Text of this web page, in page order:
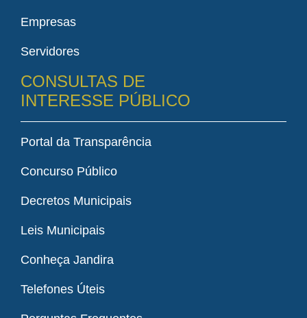
Empresas
Servidores
CONSULTAS DE
INTERESSE PÚBLICO
Portal da Transparência
Concurso Público
Decretos Municipais
Leis Municipais
Conheça Jandira
Telefones Úteis